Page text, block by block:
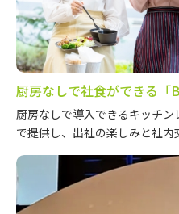
厨房なしで社食ができる「
厨房なしで導入できるキッチ
で提供し、出社の楽しみと社内